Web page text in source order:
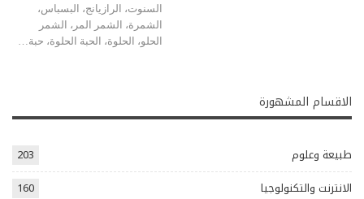
السنوت، الرازيانج، البسباس،
الشمرة، الشمر المر، الشمر
الحلو، الحلوة، الحبة الحلوة، حبة…
الاقسام المشهورة
طبيعة وعلوم
203
الانترنت والتكنولوجيا
160